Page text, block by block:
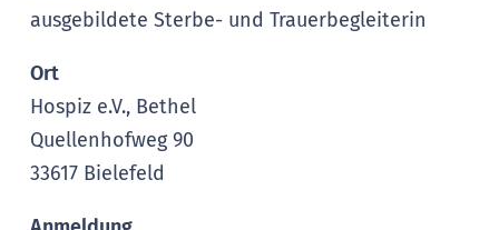
ausgebildete Sterbe- und Trauerbegleiterin
Ort
Hospiz e.V., Bethel
Quellenhofweg 90
33617 Bielefeld